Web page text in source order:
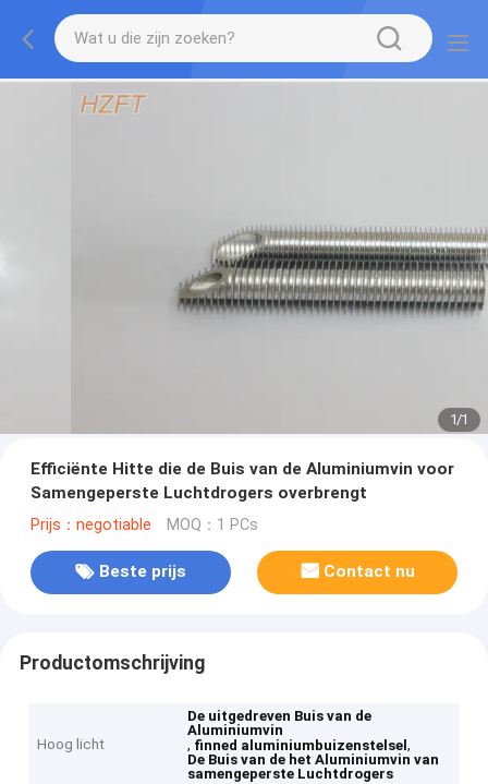
1/1
Efficiënte Hitte die de Buis van de Aluminiumvin voor
Samengeperste Luchtdrogers overbrengt
Prijs：negotiable MOQ：1 PCs
Beste prijs Contact nu
Productomschrijving
Hoog licht
De uitgedreven Buis van de
Aluminiumvin
, finned aluminiumbuizenstelsel,
De Buis van de het Aluminiumvin van
samengeperste Luchtdrogers